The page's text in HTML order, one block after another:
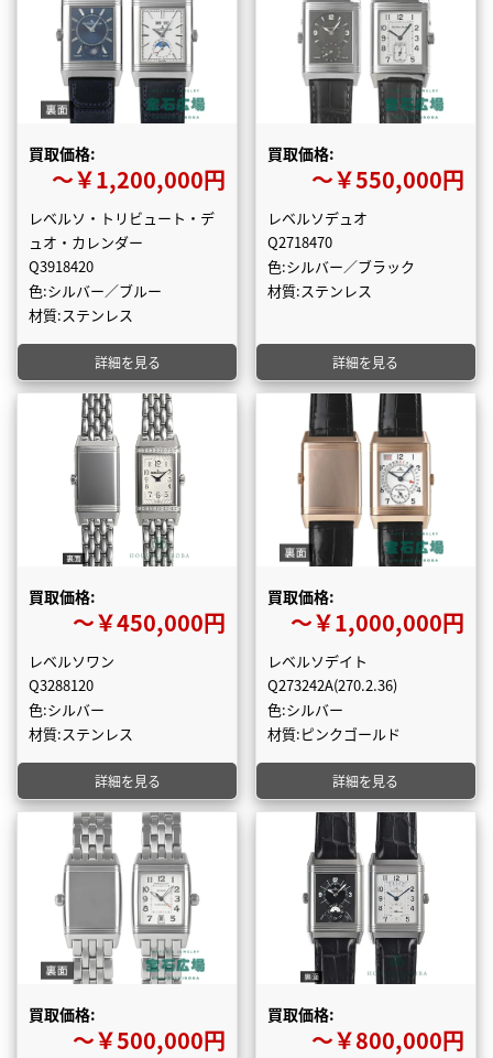
買取価格:
〜￥1,200,000円
レベルソ・トリビュート・デ
ュオ・カレンダー
Q3918420
色:シルバー／ブルー
材質:ステンレス
詳細を見る
買取価格:
〜￥550,000円
レベルソデュオ
Q2718470
色:シルバー／ブラック
材質:ステンレス
詳細を見る
買取価格:
〜￥450,000円
レベルソワン
Q3288120
色:シルバー
材質:ステンレス
詳細を見る
買取価格:
〜￥1,000,000円
レベルソデイト
Q273242A(270.2.36)
色:シルバー
材質:ピンクゴールド
詳細を見る
買取価格:
〜￥500,000円
買取価格:
〜￥800,000円